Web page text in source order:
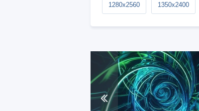
1280x2560 1350x2400